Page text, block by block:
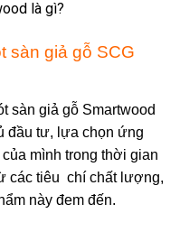
sàn giả gỗ SCG
sàn giả gỗ Smartwood
đầu tư, lựa chọn ứng
mình trong thời gian
các tiêu chí chất lượng,
này đem đến.